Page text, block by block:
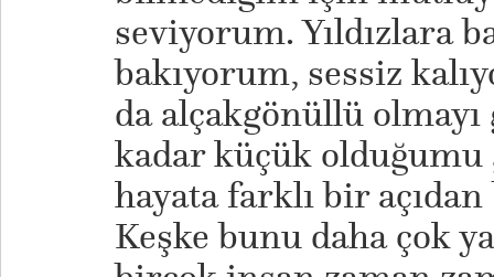
seviyorum. Yıldızlara
bakıyorum, sessiz
da alçakgönüllü
kadar küçük
hayata farklı bir
Keşke bunu daha çok